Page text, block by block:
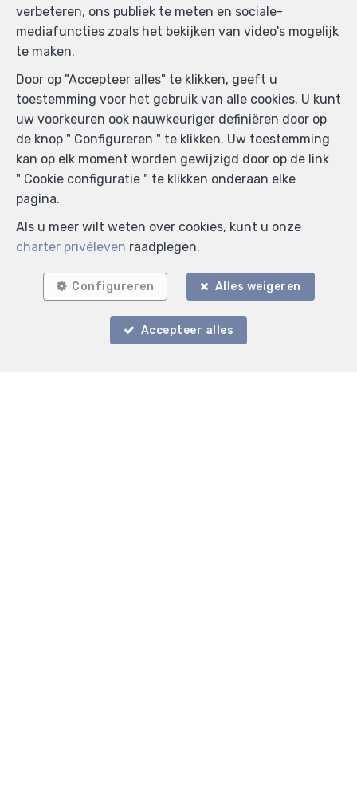
Zoek op de kaart
verbeteren, ons publiek te meten en sociale-
mediafuncties zoals het bekijken van video's mogelijk
te maken.
Door op "Accepteer alles" te klikken, geeft u
toestemming voor het gebruik van alle cookies. U kunt
uw voorkeuren ook nauwkeuriger definiëren door op
de knop " Configureren " te klikken. Uw toestemming
kan op elk moment worden gewijzigd door op de link
" Cookie configuratie " te klikken onderaan elke
pagina.
Als u meer wilt weten over cookies, kunt u onze
charter privéleven raadplegen.
Configureren Alles weigeren
Accepteer alles